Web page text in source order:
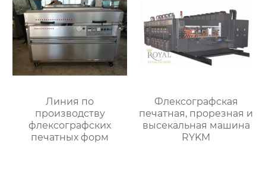
Линия по
производству
флексографских
печатных форм
Флексографская
печатная, прорезная и
высекальная машина
RYKM